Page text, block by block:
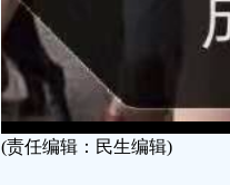
(责任编辑：民生编辑)